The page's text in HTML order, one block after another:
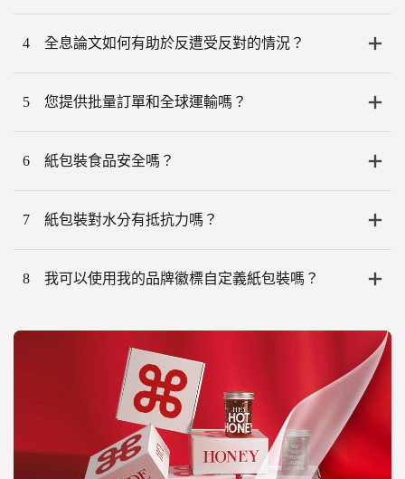
4 全息論文如何有助於反遭受反對的情況？
5 您提供批量訂單和全球運輸嗎？
6 紙包裝食品安全嗎？
7 紙包裝對水分有抵抗力嗎？
8 我可以使用我的品牌徽標自定義紙包裝嗎？